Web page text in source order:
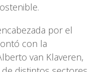
por el
con la
van Klaveren,